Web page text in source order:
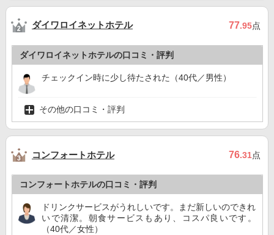
ダイワロイネットホテル 77.95点
ダイワロイネットホテルの口コミ・評判
チェックイン時に少し待たされた（40代／男性）
その他の口コミ・評判
コンフォートホテル 76.31点
コンフォートホテルの口コミ・評判
ドリンクサービスがうれしいです。まだ新しいのできれ
いで清潔。朝食サービスもあり、コスパ良いです。
（40代／女性）